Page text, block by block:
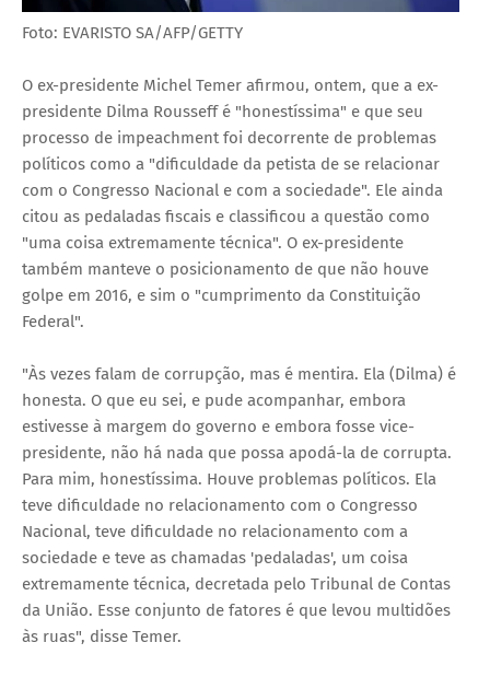
Foto: EVARISTO SA/AFP/GETTY
O ex-presidente Michel Temer afirmou, ontem, que a ex-
presidente Dilma Rousseff é "honestíssima" e que seu
processo de impeachment foi decorrente de problemas
políticos como a "dificuldade da petista de se relacionar
com o Congresso Nacional e com a sociedade". Ele ainda
citou as pedaladas fiscais e classificou a questão como
"uma coisa extremamente técnica". O ex-presidente
também manteve o posicionamento de que não houve
golpe em 2016, e sim o "cumprimento da Constituição
Federal".
"Às vezes falam de corrupção, mas é mentira. Ela (Dilma) é
honesta. O que eu sei, e pude acompanhar, embora
estivesse à margem do governo e embora fosse vice-
presidente, não há nada que possa apodá-la de corrupta.
Para mim, honestíssima. Houve problemas políticos. Ela
teve dificuldade no relacionamento com o Congresso
Nacional, teve dificuldade no relacionamento com a
sociedade e teve as chamadas 'pedaladas', um coisa
extremamente técnica, decretada pelo Tribunal de Contas
da União. Esse conjunto de fatores é que levou multidões
às ruas", disse Temer.